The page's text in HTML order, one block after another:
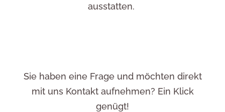
ausstatten.
Sie haben eine Frage und möchten direkt
mit uns Kontakt aufnehmen? Ein Klick
genügt!